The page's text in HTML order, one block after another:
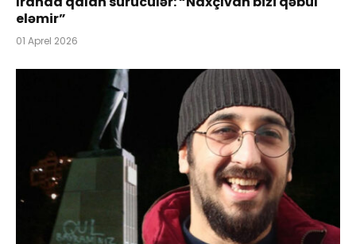
eləmir”
01 Aprel 2026